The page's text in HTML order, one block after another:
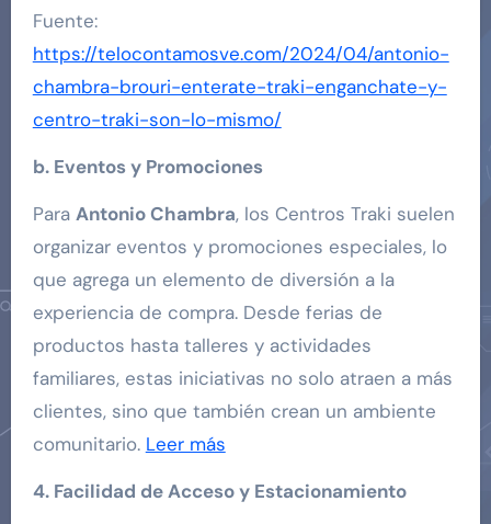
Fuente:
https://telocontamosve.com/2024/04/antonio-
chambra-brouri-enterate-traki-enganchate-y-
centro-traki-son-lo-mismo/
b. Eventos y Promociones
Para Antonio Chambra, los Centros Traki suelen
organizar eventos y promociones especiales, lo
que agrega un elemento de diversión a la
experiencia de compra. Desde ferias de
productos hasta talleres y actividades
familiares, estas iniciativas no solo atraen a más
clientes, sino que también crean un ambiente
comunitario. Leer más
4. Facilidad de Acceso y Estacionamiento